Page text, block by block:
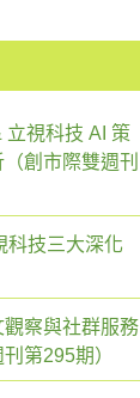
立視科技 AI 策
創市際雙週刊
科技三大深化
察與社群服務
第295期）